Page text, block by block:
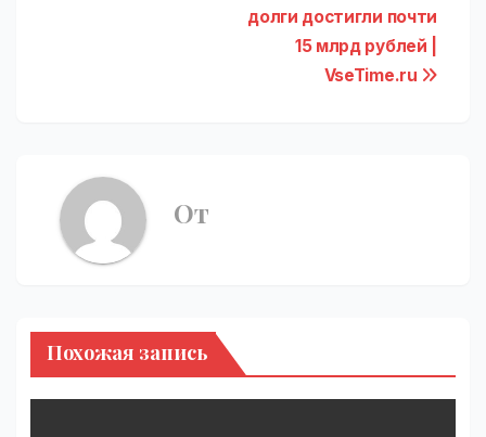
долги достигли почти
15 млрд рублей |
VseTime.ru
От
Похожая запись